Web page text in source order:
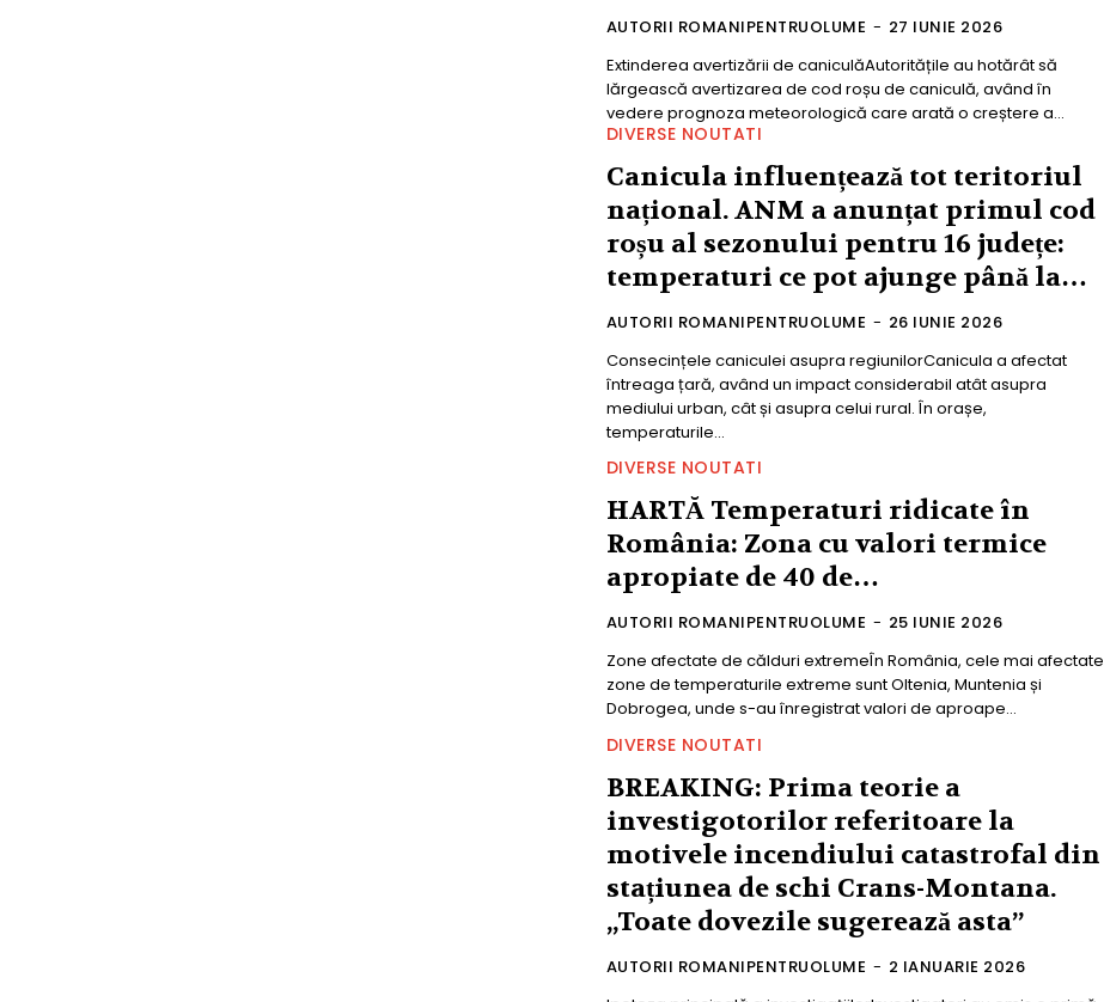
AUTORII ROMANIPENTRUOLUME - 27 IUNIE 2026
Extinderea avertizării de caniculăAutoritățile au hotărât să
lărgească avertizarea de cod roșu de caniculă, având în
vedere prognoza meteorologică care arată o creștere a...
DIVERSE NOUTATI
Canicula influențează tot teritoriul
național. ANM a anunțat primul cod
roșu al sezonului pentru 16 județe:
temperaturi ce pot ajunge până la…
AUTORII ROMANIPENTRUOLUME - 26 IUNIE 2026
Consecințele caniculei asupra regiunilorCanicula a afectat
întreaga țară, având un impact considerabil atât asupra
mediului urban, cât și asupra celui rural. În orașe,
temperaturile...
DIVERSE NOUTATI
HARTĂ Temperaturi ridicate în
România: Zona cu valori termice
apropiate de 40 de…
AUTORII ROMANIPENTRUOLUME - 25 IUNIE 2026
Zone afectate de călduri extremeÎn România, cele mai afectate
zone de temperaturile extreme sunt Oltenia, Muntenia și
Dobrogea, unde s-au înregistrat valori de aproape...
DIVERSE NOUTATI
BREAKING: Prima teorie a
investigotorilor referitoare la
motivele incendiului catastrofal din
stațiunea de schi Crans-Montana.
„Toate dovezile sugerează asta”
AUTORII ROMANIPENTRUOLUME - 2 IANUARIE 2026